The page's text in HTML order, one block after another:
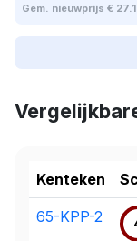
Gem. nieuwprijs €
Kenteken
65-KPP-2